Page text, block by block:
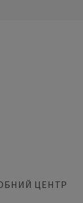
ЦЕНТР